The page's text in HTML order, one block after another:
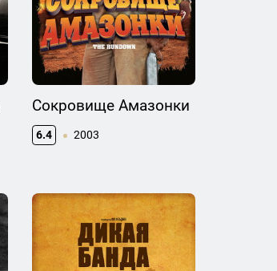
Сокровище Амазонки
6.4 2003